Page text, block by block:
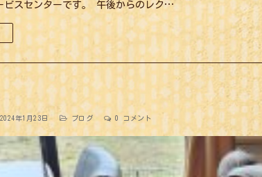
ビスセンターです。 午後からのレク…
2024年1月23日 ブログ 0 コメント